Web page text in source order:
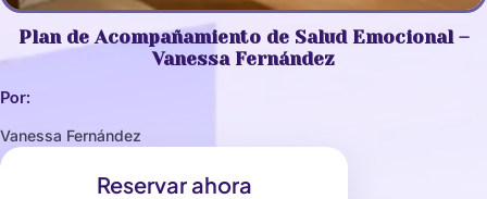
Plan de Acompañamiento de Salud Emocional –
Vanessa Fernández
Por:
Vanessa Fernández
Reservar ahora